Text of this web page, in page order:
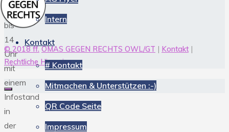
Intern
Kontakt
# Kontakt
Mitmachen & Unterstützen :-)
QR Code Seite
Impressum
11
bis
14
Uhr
mit
einem
Infostand
in
der
© 2018 ff. OMAS GEGEN RECHTS OWL/GT | Kontakt |
Rechtliche Hinweise